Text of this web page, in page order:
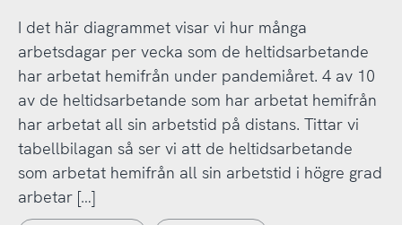
I det här diagrammet visar vi hur många
arbetsdagar per vecka som de heltidsarbetande
har arbetat hemifrån under pandemiåret. 4 av 10
av de heltidsarbetande som har arbetat hemifrån
har arbetat all sin arbetstid på distans. Tittar vi
tabellbilagan så ser vi att de heltidsarbetande
som arbetat hemifrån all sin arbetstid i högre grad
arbetar […]